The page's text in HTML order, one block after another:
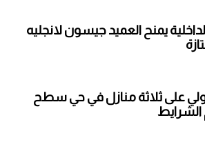
يمنح العميد جيسون لانجليه
على ثلاثة منازل في حي سطح
الشرايط